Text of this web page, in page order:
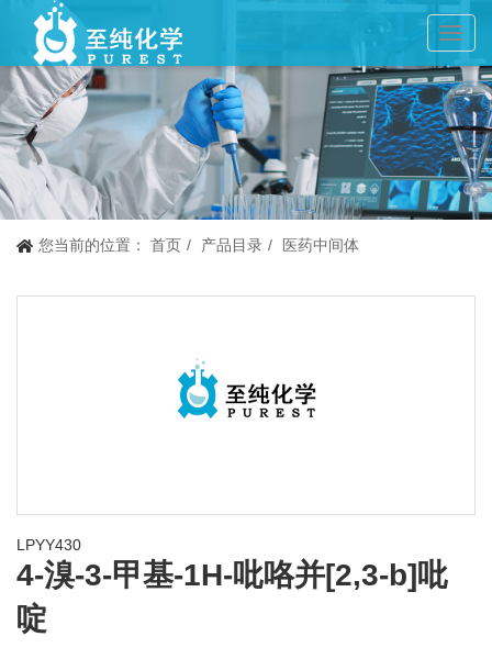
您当前的位置： 首页 产品目录 医药中间体
LPYY430
4-溴-3-甲基-1H-吡咯并[2,3-b]吡
啶